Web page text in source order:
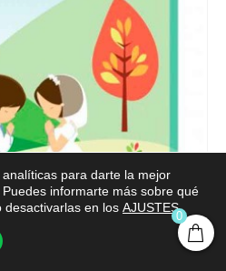
COMUNIÓN
0
para darte la mejor
informarte más sobre qué
desactivarlas en los AJUSTES.